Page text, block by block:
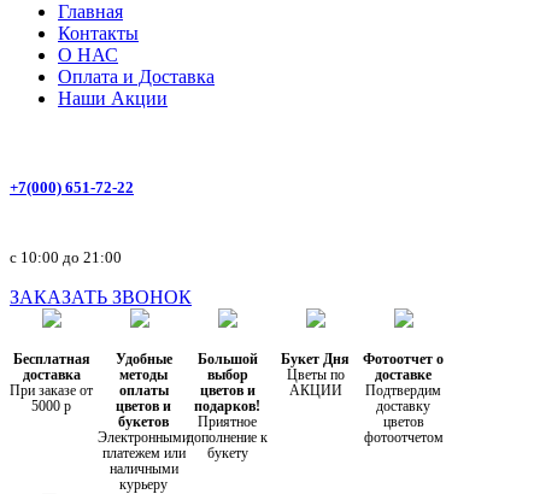
Главная
Контакты
О НАС
Оплата и Доставка
Наши Акции
+7(000) 651-72-22
с 10:00 до 21:00
ЗАКАЗАТЬ ЗВОНОК
Бесплатная
доставка
При заказе от
5000 р
Удобные
методы
оплаты
цветов и
букетов
Электронными
платежем или
наличными
курьеру
Большой
выбор
цветов и
подарков!
Приятное
дополнение к
букету
Букет Дня
Цветы по
АКЦИИ
Фотоотчет о
доставке
Подтвердим
доставку
цветов
фотоотчетом